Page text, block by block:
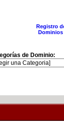
Registro
Dominios
de Dominio: